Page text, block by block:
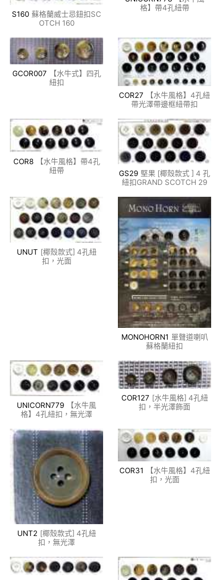
S160 蘇格蘭威士忌鈕扣SC
OTCH 160
格】帶4孔紐帶
GCOR007
【水牛式】四孔
紐扣
COR27
【水牛風格】4孔紐
帶光澤帶邊框紐帶扣
COR8
【水牛風格】帶4孔
紐帶
GS29 堅果 [椰殼款式 ] 4 孔
紐扣GRAND SCOTCH 29
UNUT [椰殼款式] 4孔紐
扣，光面
MONOHORN1 單聲道喇叭
蘇格蘭紐扣
UNICORN779
【水牛風
格】4孔紐扣，無光澤
COR127 [水牛風格] 4孔紐
扣，半光澤飾面
UNT2 [椰殼款式] 4孔紐
扣，無光澤
COR31
【水牛風格】4孔紐
扣，光面